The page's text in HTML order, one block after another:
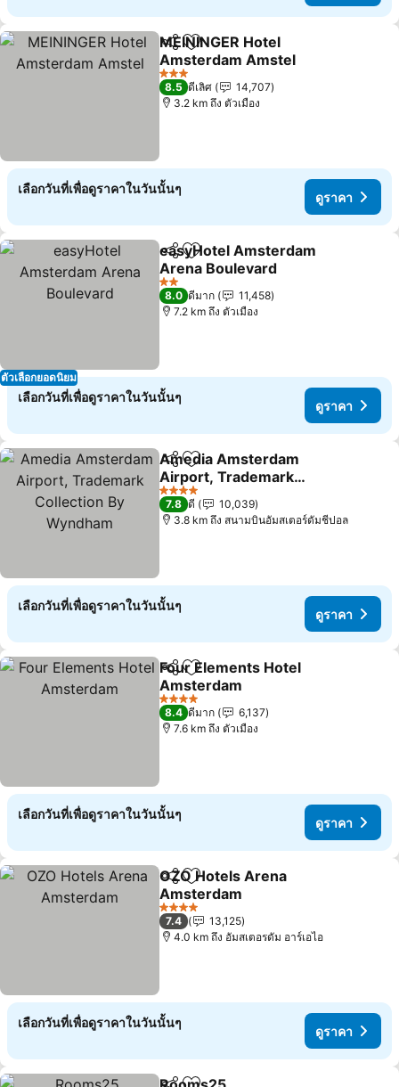
แชร์ เพิ่มในรายการโปรด
MEININGER Hotel
Amsterdam Amstel
3 ดาว
8.5 ดีเลิศ
14,707
3.2 km ถึง ตัวเมือง
เลือกวันที่เพื่อดูราคาในวันนั้นๆ
ดูราคา
ตัวเลือกยอดนิยม
แชร์ เพิ่มในรายการโปรด
easyHotel Amsterdam
Arena Boulevard
2 ดาว
8.0 ดีมาก
11,458
7.2 km ถึง ตัวเมือง
เลือกวันที่เพื่อดูราคาในวันนั้นๆ
ดูราคา
แชร์ เพิ่มในรายการโปรด
Amedia Amsterdam
Airport, Trademark
Collection By Wyndham
4 ดาว
7.8 ดี
10,039
3.8 km ถึง สนามบินอัมสเตอร์ดัมชีปอล
เลือกวันที่เพื่อดูราคาในวันนั้นๆ
ดูราคา
แชร์ เพิ่มในรายการโปรด
Four Elements Hotel
Amsterdam
4 ดาว
8.4 ดีมาก
6,137
7.6 km ถึง ตัวเมือง
เลือกวันที่เพื่อดูราคาในวันนั้นๆ
ดูราคา
แชร์ เพิ่มในรายการโปรด
OZO Hotels Arena
Amsterdam
4 ดาว
7.4
13,125
4.0 km ถึง อัมสเตอรดัม อาร์เอไอ
เลือกวันที่เพื่อดูราคาในวันนั้นๆ
ดูราคา